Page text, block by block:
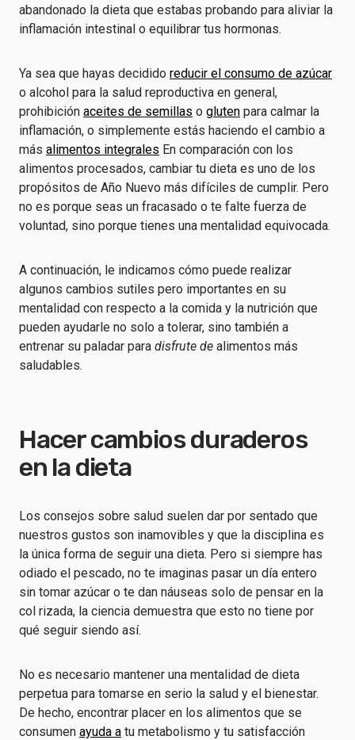
abandonado la dieta que estabas probando para aliviar la
inflamación intestinal o equilibrar tus hormonas.
Ya sea que hayas decidido reducir el consumo de azúcar
o alcohol para la salud reproductiva en general,
prohibición aceites de semillas o gluten para calmar la
inflamación, o simplemente estás haciendo el cambio a
más alimentos integrales En comparación con los
alimentos procesados, cambiar tu dieta es uno de los
propósitos de Año Nuevo más difíciles de cumplir. Pero
no es porque seas un fracasado o te falte fuerza de
voluntad, sino porque tienes una mentalidad equivocada.
A continuación, le indicamos cómo puede realizar
algunos cambios sutiles pero importantes en su
mentalidad con respecto a la comida y la nutrición que
pueden ayudarle no solo a tolerar, sino también a
entrenar su paladar para disfrute de alimentos más
saludables.
Hacer cambios duraderos
en la dieta
Los consejos sobre salud suelen dar por sentado que
nuestros gustos son inamovibles y que la disciplina es
la única forma de seguir una dieta. Pero si siempre has
odiado el pescado, no te imaginas pasar un día entero
sin tomar azúcar o te dan náuseas solo de pensar en la
col rizada, la ciencia demuestra que esto no tiene por
qué seguir siendo así.
No es necesario mantener una mentalidad de dieta
perpetua para tomarse en serio la salud y el bienestar.
De hecho, encontrar placer en los alimentos que se
consumen ayuda a tu metabolismo y tu satisfacción